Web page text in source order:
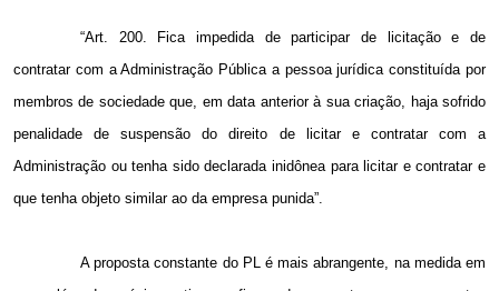
“Art. 200. Fica impedida de participar de licitação e de
contratar com a Administração Pública a pessoa jurídica constituída por
membros de sociedade que, em data anterior à sua criação, haja sofrido
penalidade de suspensão do direito de licitar e contratar com a
Administração ou tenha sido declarada inidônea para licitar e contratar e
que tenha objeto similar ao da empresa punida”.
A proposta constante do PL é mais abrangente, na medida em